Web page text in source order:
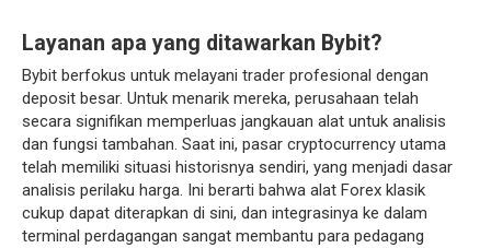
Layanan apa yang ditawarkan Bybit?
Bybit berfokus untuk melayani trader profesional dengan
deposit besar. Untuk menarik mereka, perusahaan telah
secara signifikan memperluas jangkauan alat untuk analisis
dan fungsi tambahan. Saat ini, pasar cryptocurrency utama
telah memiliki situasi historisnya sendiri, yang menjadi dasar
analisis perilaku harga. Ini berarti bahwa alat Forex klasik
cukup dapat diterapkan di sini, dan integrasinya ke dalam
terminal perdagangan sangat membantu para pedagang